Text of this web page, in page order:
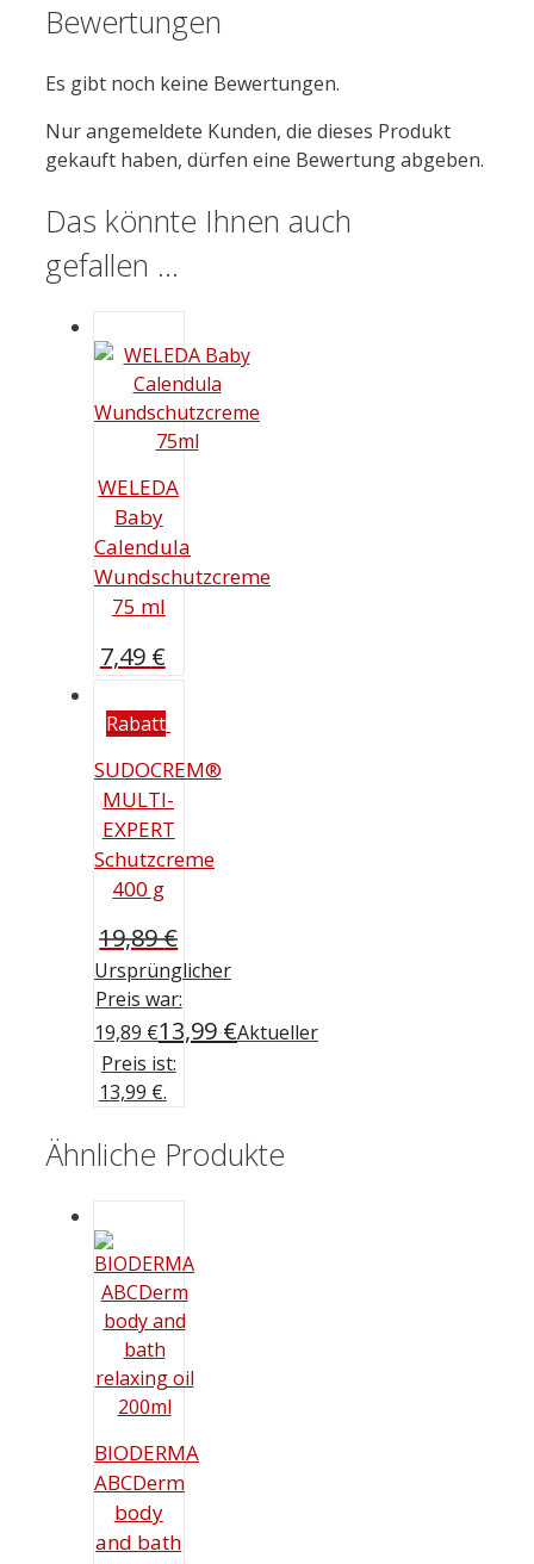
Bewertungen
Es gibt noch keine Bewertungen.
Nur angemeldete Kunden, die dieses Produkt
gekauft haben, dürfen eine Bewertung abgeben.
Das könnte Ihnen auch
gefallen …
WELEDA
Baby
Calendula
Wundschutzcreme
75 ml
7,49 €
Rabatt
SUDOCREM®
MULTI-
EXPERT
Schutzcreme
400 g
19,89€
Ursprünglicher
Preis war:
19,89 €13,99 €Aktueller
Preis ist:
13,99 €.
Ähnliche Produkte
BIODERMA
ABCDerm
body
and bath